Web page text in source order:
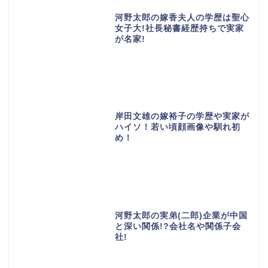
河野太郎の嫁香夫人の学歴は聖心
女子大!社長秘書経歴持ちで実家
が名家!
岸田文雄の嫁裕子の学歴や実家が
ハイソ！若い頃顔画像や馴れ初
め！
河野太郎の実弟(二郎)企業が中国
と深い関係!?会社名や関係子会
社!